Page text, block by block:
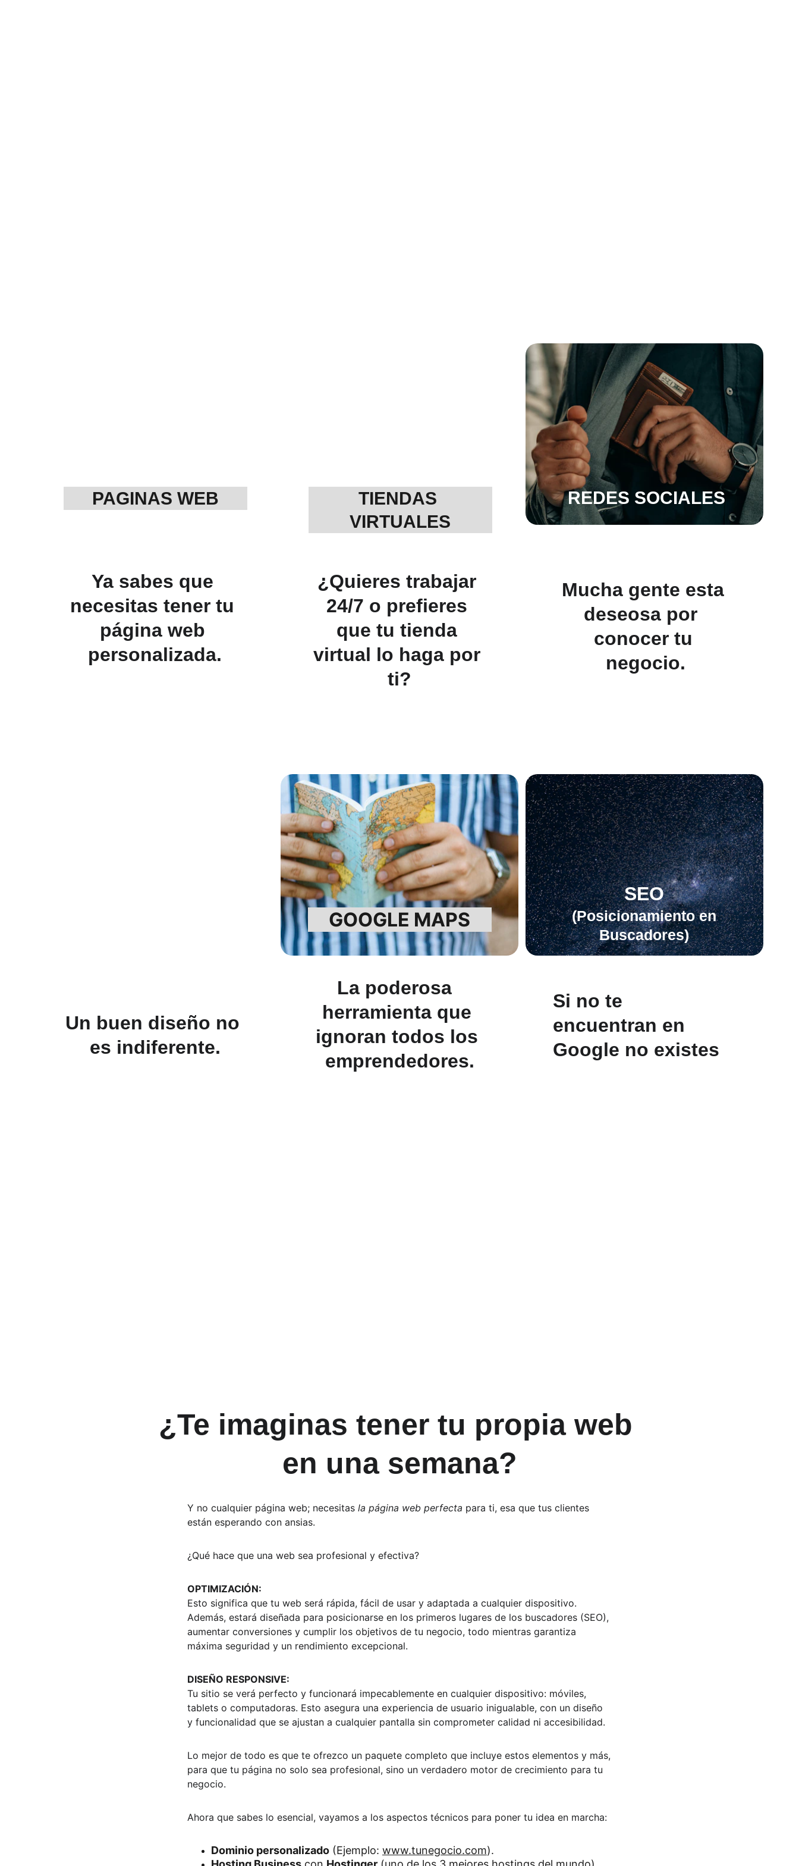
Ya sabes que
necesitas tener tu
página web
personalizada.
¿Quieres trabajar
24/7 o prefieres
que tu tienda
virtual lo haga por
ti?
Un buen diseño no
es indiferente.
La poderosa
herramienta que
ignoran todos los
emprendedores.
Si no te
encuentran en
Google no existes
Mucha gente esta
deseosa por
conocer tu
negocio.
PAGINAS WEB
TIENDAS
VIRTUALES
GOOGLE MAPS
REDES SOCIALES
SEO
(Posicionamiento en
Buscadores)
Y no cualquier página web; necesitas la página web perfecta para ti, esa que tus clientes
están esperando con ansias.
¿Qué hace que una web sea profesional y efectiva?
OPTIMIZACIÓN:
Esto significa que tu web será rápida, fácil de usar y adaptada a cualquier dispositivo.
Además, estará diseñada para posicionarse en los primeros lugares de los buscadores (SEO),
aumentar conversiones y cumplir los objetivos de tu negocio, todo mientras garantiza
máxima seguridad y un rendimiento excepcional.
DISEÑO RESPONSIVE:
Tu sitio se verá perfecto y funcionará impecablemente en cualquier dispositivo: móviles,
tablets o computadoras. Esto asegura una experiencia de usuario inigualable, con un diseño
y funcionalidad que se ajustan a cualquier pantalla sin comprometer calidad ni accesibilidad.
Lo mejor de todo es que te ofrezco un paquete completo que incluye estos elementos y más,
para que tu página no solo sea profesional, sino un verdadero motor de crecimiento para tu
negocio.
Ahora que sabes lo esencial, vayamos a los aspectos técnicos para poner tu idea en marcha:
Dominio personalizado (Ejemplo: www.tunegocio.com).
¿Te imaginas tener tu propia web
en una semana?